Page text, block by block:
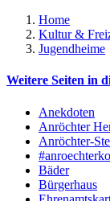
Home
Kultur &
Jugendheime
Weitere Seiten in
Anekdoten
Anröchter
Anröchter-
Bäder
Bürgerhaus